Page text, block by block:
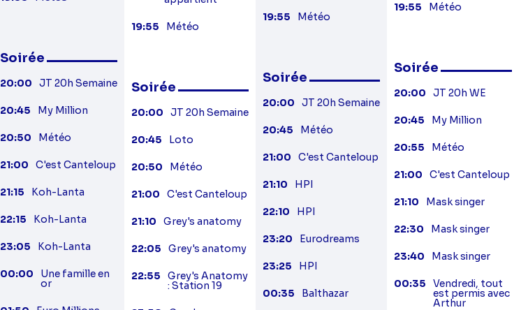
Soirée
20:00 JT 20h Semaine
20:45 My Million
20:50 Météo
21:00 C'est Canteloup
21:15 Koh-Lanta
22:15 Koh-Lanta
23:05 Koh-Lanta
00:00 Une famille en
or
19:55 Météo
Soirée
20:00 JT 20h Semaine
20:45 Loto
20:50 Météo
21:00 C'est Canteloup
21:10 Grey's anatomy
22:05 Grey's anatomy
22:55 Grey's Anatomy
: Station 19
19:55 Météo
Soirée
20:00 JT 20h Semaine
20:45 Météo
21:00 C'est Canteloup
21:10 HPI
22:10 HPI
23:20 Eurodreams
23:25 HPI
00:35 Balthazar
19:55 Météo
Soirée
20:00 JT 20h WE
20:45 My Million
20:55 Météo
21:00 C'est Canteloup
21:10 Mask singer
22:30 Mask singer
23:40 Mask singer
00:35 Vendredi, tout
est permis avec
Arthur